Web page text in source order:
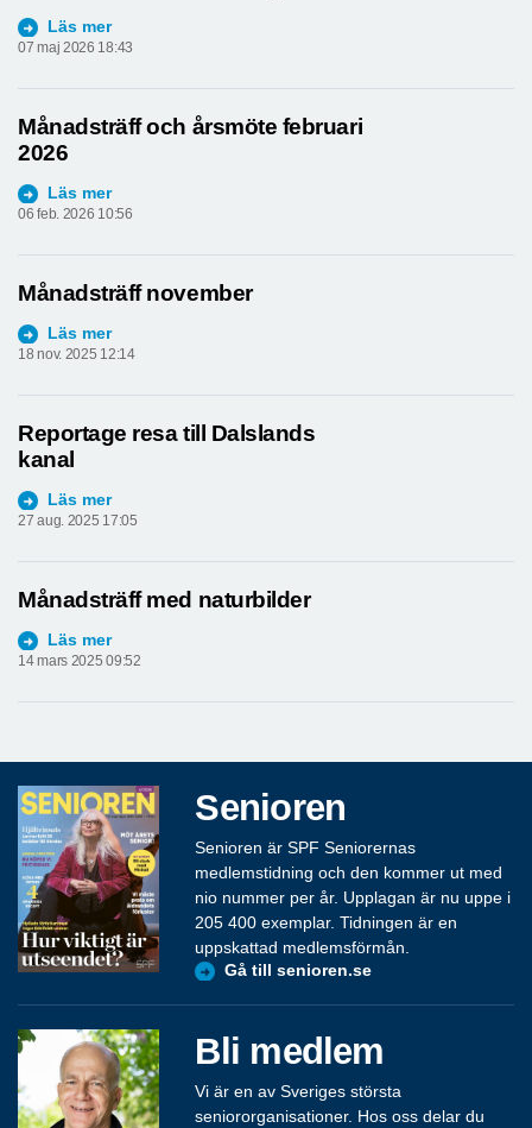
Läs mer
07 maj 2026 18:43
Månadsträff och årsmöte februari
2026
Läs mer
06 feb. 2026 10:56
Månadsträff november
Läs mer
18 nov. 2025 12:14
Reportage resa till Dalslands
kanal
Läs mer
27 aug. 2025 17:05
Månadsträff med naturbilder
Läs mer
14 mars 2025 09:52
Senioren
Senioren är SPF Seniorernas
medlemstidning och den kommer ut med
nio nummer per år. Upplagan är nu uppe i
205 400 exemplar. Tidningen är en
uppskattad medlemsförmån.
Gå till senioren.se
Bli medlem
Vi är en av Sveriges största
seniororganisationer. Hos oss delar du